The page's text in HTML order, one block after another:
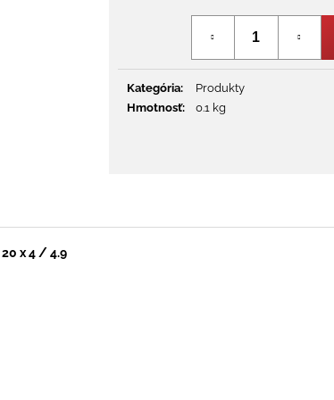
cena:
Kategória:
Produkty
Hmotnosť: 0.1 kg
20 x 4 / 4.9